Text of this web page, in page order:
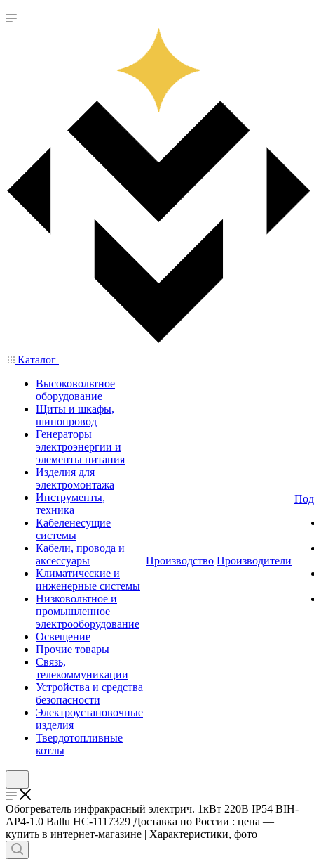
Каталог
Высоковольтное
оборудование
Щиты и шкафы,
шинопровод
Генераторы
электроэнергии и
элементы питания
Изделия для
электромонтажа
Инструменты,
техника
Кабеленесущие
системы
Кабели, провода и
аксессуары
Климатические и
инженерные системы
Низковольтное и
промышленное
электрооборудование
Освещение
Прочие товары
Связь,
телекоммуникации
Устройства и средства
безопасности
Электроустановочные
изделия
Твердотопливные
котлы
Производство Производители
Обогреватель инфракрасный электрич. 1кВт 220В IP54 BIH-
AP4-1.0 Ballu НС-1117329 Доставка по России : цена —
купить в интернет-магазине | Характеристики, фото